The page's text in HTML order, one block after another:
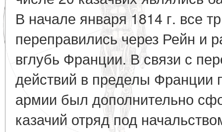
В начале января 1814 г. все
переправились через Рейн и
вглубь Франции. В связи с
действий в пределы Франции
армии был дополнительно
казачий отряд под